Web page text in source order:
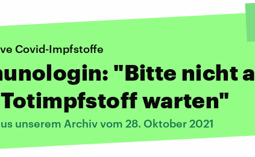
Covid-Impfstoffe
"Bitte nicht
warten"
unserem Archiv vom 28. Oktober 2021